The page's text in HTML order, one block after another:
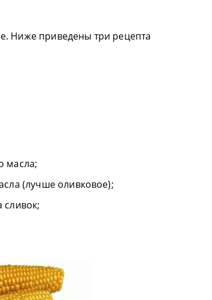
Ниже приведены три рецепта
масла;
(лучше оливковое);
сливок;